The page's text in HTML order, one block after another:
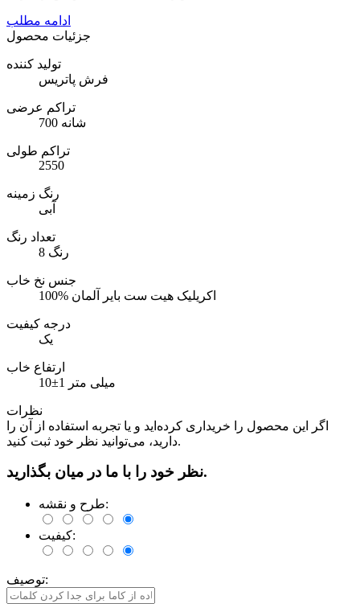
ادامه مطلب
جزئیات محصول
تولید کننده
فرش پاتریس
تراکم عرضی
700 شانه
تراکم طولی
2550
رنگ زمینه
آبی
تعداد رنگ
8 رنگ
جنس نخ خاب
100% اکریلیک هیت ست بایر آلمان
درجه کیفیت
یک
ارتفاع خاب
10±1 میلی متر
نظرات
اگر این محصول را خریداری کرده‌اید و یا تجربه استفاده از آن را
دارید، می‌توانید نظر خود ثبت کنید.
نظر خود را با ما در میان بگذارید.
طرح و نقشه:
کیفیت:
توصیف: